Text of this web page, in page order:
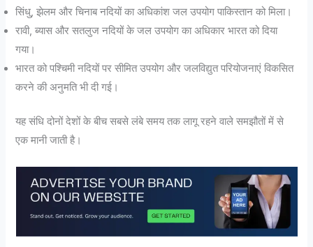
सिंधु, झेलम और चिनाब नदियों का अधिकांश जल उपयोग पाकिस्तान को मिला।
रावी, ब्यास और सतलुज नदियों के जल उपयोग का अधिकार भारत को दिया
गया।
भारत को पश्चिमी नदियों पर सीमित उपयोग और जलविद्युत परियोजनाएं विकसित
करने की अनुमति भी दी गई।
यह संधि दोनों देशों के बीच सबसे लंबे समय तक लागू रहने वाले समझौतों में से
एक मानी जाती है।